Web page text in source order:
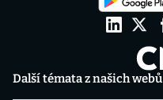
Další témata z našich webů